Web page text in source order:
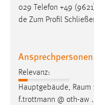
029 Telefon +49
de Zum Profil
Relevanz:
Hauptgebäude, Raum
f.trottmann @ oth-aw